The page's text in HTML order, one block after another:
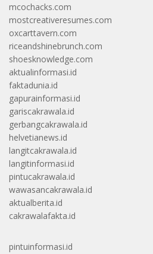
mcochacks.com
mostcreativeresumes.com
oxcarttavern.com
riceandshinebrunch.com
shoesknowledge.com
aktualinformasi.id
faktadunia.id
gapurainformasi.id
gariscakrawala.id
gerbangcakrawala.id
helvetianews.id
langitcakrawala.id
langitinformasi.id
pintucakrawala.id
wawasancakrawala.id
aktualberita.id
cakrawalafakta.id
pintuinformasi.id